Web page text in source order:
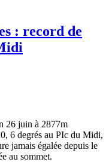
: record de
26 juin à 2877m
6 degrés au PIc du Midi,
jamais égalée depuis le
au sommet.